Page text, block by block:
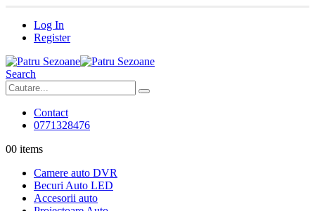
Log In
Register
Search
Contact
0771328476
00 items
Camere auto DVR
Becuri Auto LED
Accesorii auto